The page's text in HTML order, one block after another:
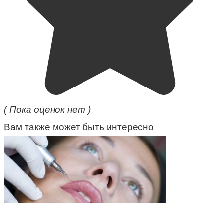
( Пока оценок нет )
Вам также может быть интересно